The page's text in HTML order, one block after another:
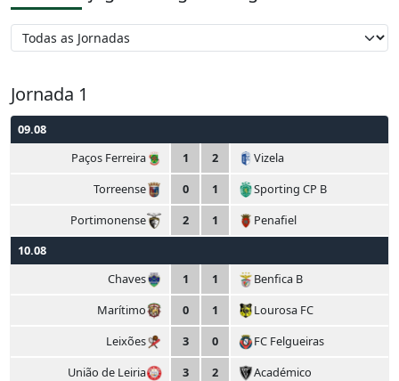
Jornada 1
09.08
Paços Ferreira
1 2
Vizela
Torreense
0 1
Sporting CP B
Portimonense
2 1
Penafiel
10.08
Chaves
1 1
Benfica B
Marítimo
0 1
Lourosa FC
Leixões
3 0
FC Felgueiras
União de Leiria
3 2
Académico